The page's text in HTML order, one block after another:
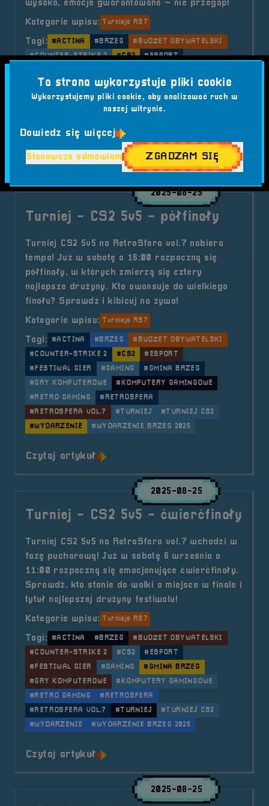
wysoka, emocje gwarantowane – nie przegap!
Kategorie wpisu:
Turnieje RS7
Tagi: #ACTINA #BRZEG
#BUDŻET OBYWATELSKI
#COUNTER-STRIKE 2
#CS2
#ESPORT
#GRY KOMPUTEROWE
#KOMPUTERY GAMINGOWE
#RETRO GAMING
#RETROSFERA
#TURNIEJ
#WYDARZENIE
#WYDARZENIE BRZEG 2025
Czytaj artykuło tytule Turniej &#8211; CS2 5v5
2025-08-25
Turniej - CS2 5v5 - półfinały
Turniej CS2 5v5 na RetroSfera vol.7 nabiera
tempa! Już w sobotę o 16:00 rozpoczną się
półfinały, w których zmierzą się cztery
najlepsze drużyny. Kto awansuje do wielkiego
finału? Sprawdź i kibicuj na żywo!
Kategorie wpisu:
Turnieje RS7
Tagi: #ACTINA #BRZEG
#BUDŻET OBYWATELSKI
#COUNTER-STRIKE 2
#CS2
#ESPORT
#FESTIWAL GIER
#GAMING
#GMINA BRZEG
#GRY KOMPUTEROWE
#KOMPUTERY GAMINGOWE
#RETRO GAMING
#RETROSFERA
#RETROSFERA VOL.7
#TURNIEJ
#TURNIEJ CS2
#WYDARZENIE
#WYDARZENIE BRZEG 2025
Czytaj artykuło tytule Turniej &#8211; CS2 5v5
2025-08-25
Turniej - CS2 5v5 - ćwierćfinały
Turniej CS2 5v5 na RetroSfera vol.7 wchodzi w
fazę pucharową! Już w sobotę 6 września o
11:00 rozpoczną się emocjonujące ćwierćfinały.
Sprawdź, kto stanie do walki o miejsce w finale i
tytuł najlepszej drużyny festiwalu!
Kategorie wpisu:
Turnieje RS7
Tagi: #ACTINA #BRZEG
#BUDŻET OBYWATELSKI
#COUNTER-STRIKE 2
#CS2
#ESPORT
#FESTIWAL GIER
#GAMING
#GMINA BRZEG
#GRY KOMPUTEROWE
#KOMPUTERY GAMINGOWE
#RETRO GAMING
#RETROSFERA
#RETROSFERA VOL.7
#TURNIEJ
#TURNIEJ CS2
#WYDARZENIE
#WYDARZENIE BRZEG 2025
Czytaj artykuło tytule Turniej &#8211; CS2 5v5
2025-08-25
Ta strona wykorzystuje pliki cookie
Wykorzystujemy pliki cookie, aby analizować ruch w
naszej witrynie.
Dowiedz się więcej
Stanowczo odmawiam ZGADZAM SIĘ